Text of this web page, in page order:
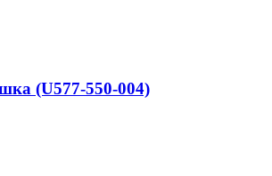
(U577-550-004)